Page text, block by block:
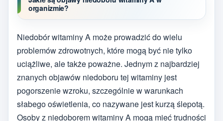
organizmie?
Niedobór witaminy A może prowadzić do wielu
problemów zdrowotnych, które mogą być nie tylko
uciążliwe, ale także poważne. Jednym z najbardziej
znanych objawów niedoboru tej witaminy jest
pogorszenie wzroku, szczególnie w warunkach
słabego oświetlenia, co nazywane jest kurzą ślepotą.
Osoby z niedoborem witaminy A mogą mieć trudności